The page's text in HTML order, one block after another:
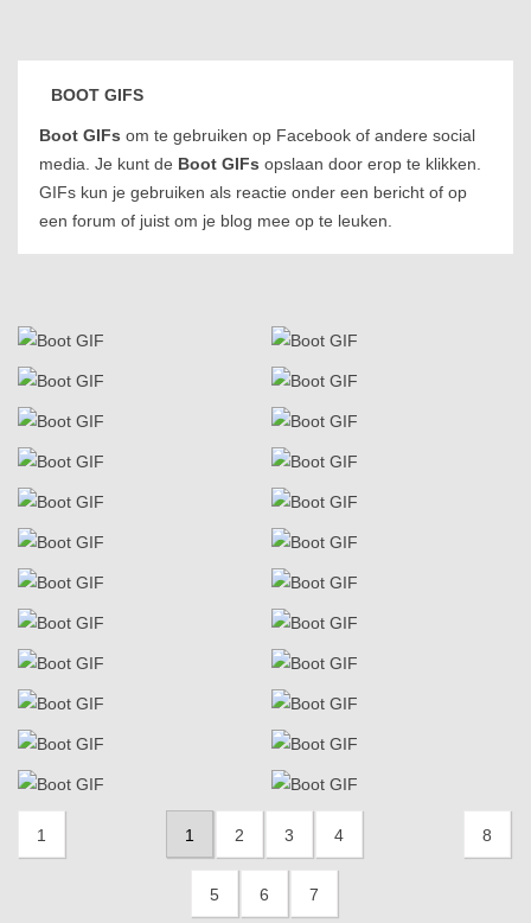
BOOT GIFS
Boot GIFs om te gebruiken op Facebook of andere social
media. Je kunt de Boot GIFs opslaan door erop te klikken.
GIFs kun je gebruiken als reactie onder een bericht of op
een forum of juist om je blog mee op te leuken.
1 1 2 3 4
5 6 7
8